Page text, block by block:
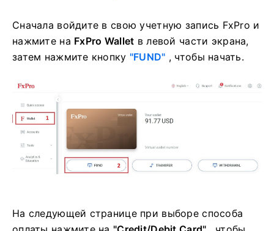
Сначала войдите в свою учетную запись FxPro и
нажмите на FxPro Wallet в левой части экрана,
затем нажмите кнопку "FUND" , чтобы начать.
На следующей странице при выборе способа